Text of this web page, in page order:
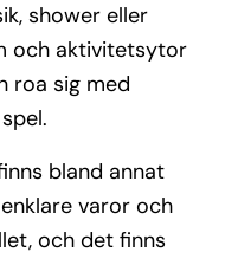
shower eller
och aktivitetsytor
roa sig med
bland annat
varor och
och det finns